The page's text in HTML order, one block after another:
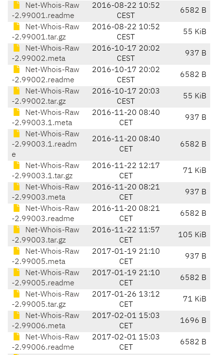
Net-Whois-Raw
-2.99001.readme
2016-08-22 10:52
CEST
6582 B
Net-Whois-Raw
-2.99001.tar.gz
2016-08-22 10:52
CEST
55 KiB
Net-Whois-Raw
-2.99002.meta
2016-10-17 20:02
CEST
937 B
Net-Whois-Raw
-2.99002.readme
2016-10-17 20:02
CEST
6582 B
Net-Whois-Raw
-2.99002.tar.gz
2016-10-17 20:03
CEST
55 KiB
Net-Whois-Raw
-2.99003.1.meta
2016-11-20 08:40
CET
937 B
Net-Whois-Raw
-2.99003.1.readm
e
2016-11-20 08:40
CET
6582 B
Net-Whois-Raw
-2.99003.1.tar.gz
2016-11-22 12:17
CET
71 KiB
Net-Whois-Raw
-2.99003.meta
2016-11-20 08:21
CET
937 B
Net-Whois-Raw
-2.99003.readme
2016-11-20 08:21
CET
6582 B
Net-Whois-Raw
-2.99003.tar.gz
2016-11-22 11:57
CET
105 KiB
Net-Whois-Raw
-2.99005.meta
2017-01-19 21:10
CET
937 B
Net-Whois-Raw
-2.99005.readme
2017-01-19 21:10
CET
6582 B
Net-Whois-Raw
-2.99005.tar.gz
2017-01-26 13:12
CET
71 KiB
Net-Whois-Raw
-2.99006.meta
2017-02-01 15:03
CET
1696 B
Net-Whois-Raw
-2.99006.readme
2017-02-01 15:03
CET
6582 B